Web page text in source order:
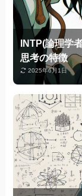
INTP(論理学
思考の特徴
2025年6月1日